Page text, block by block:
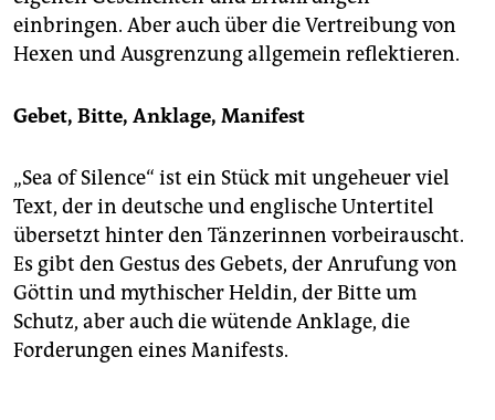
einbringen. Aber auch über die Vertreibung von
Hexen und Ausgrenzung allgemein reflektieren.
Gebet, Bitte, Anklage, Manifest
„Sea of Silence“ ist ein Stück mit ungeheuer viel
Text, der in deutsche und englische Untertitel
übersetzt hinter den Tänzerinnen vorbeirauscht.
Es gibt den Gestus des Gebets, der Anrufung von
Göttin und mythischer Heldin, der Bitte um
Schutz, aber auch die wütende Anklage, die
Forderungen eines Manifests.